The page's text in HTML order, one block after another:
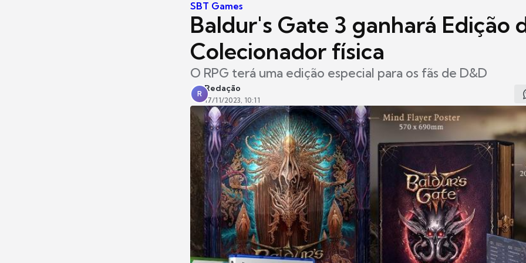
SBT Games
Baldur's Gate 3 ganhará Edição
Colecionador física
O RPG terá uma edição especial para os fãs de D&D
R
Redação
17/11/2023, 10:11